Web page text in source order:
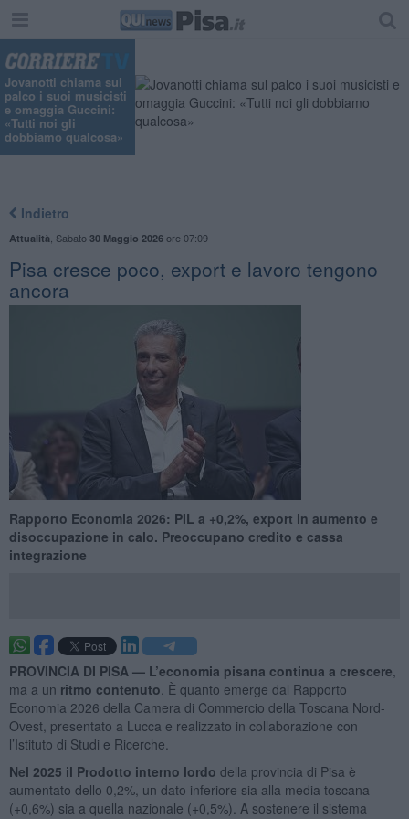
Jovanotti chiama sul
palco i suoi musicisti
e omaggia Guccini:
«Tutti noi gli
dobbiamo qualcosa»
Indietro
Attualità Sabato 30 Maggio 2026ore 07:09
Pisa cresce poco, export e lavoro tengono
ancora
Rapporto Economia 2026: PIL a +0,2%, export in aumento e
disoccupazione in calo. Preoccupano credito e cassa
integrazione
PROVINCIA DI PISA — L’economia pisana continua a crescere
ma a un ritmo contenuto . È quanto emerge dal Rapporto
Economia 2026 della Camera di Commercio della Toscana Nord-
Ovest, presentato a Lucca e realizzato in collaborazione con
l’Istituto di Studi e Ricerche.
Nel 2025 il Prodotto interno lordo della provincia di Pisa è
aumentato dello 0,2%, un dato inferiore sia alla media toscana
(+0,6%) sia a quella nazionale (+0,5%). A sostenere il sistema